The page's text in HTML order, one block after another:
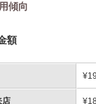
傾向
額
店